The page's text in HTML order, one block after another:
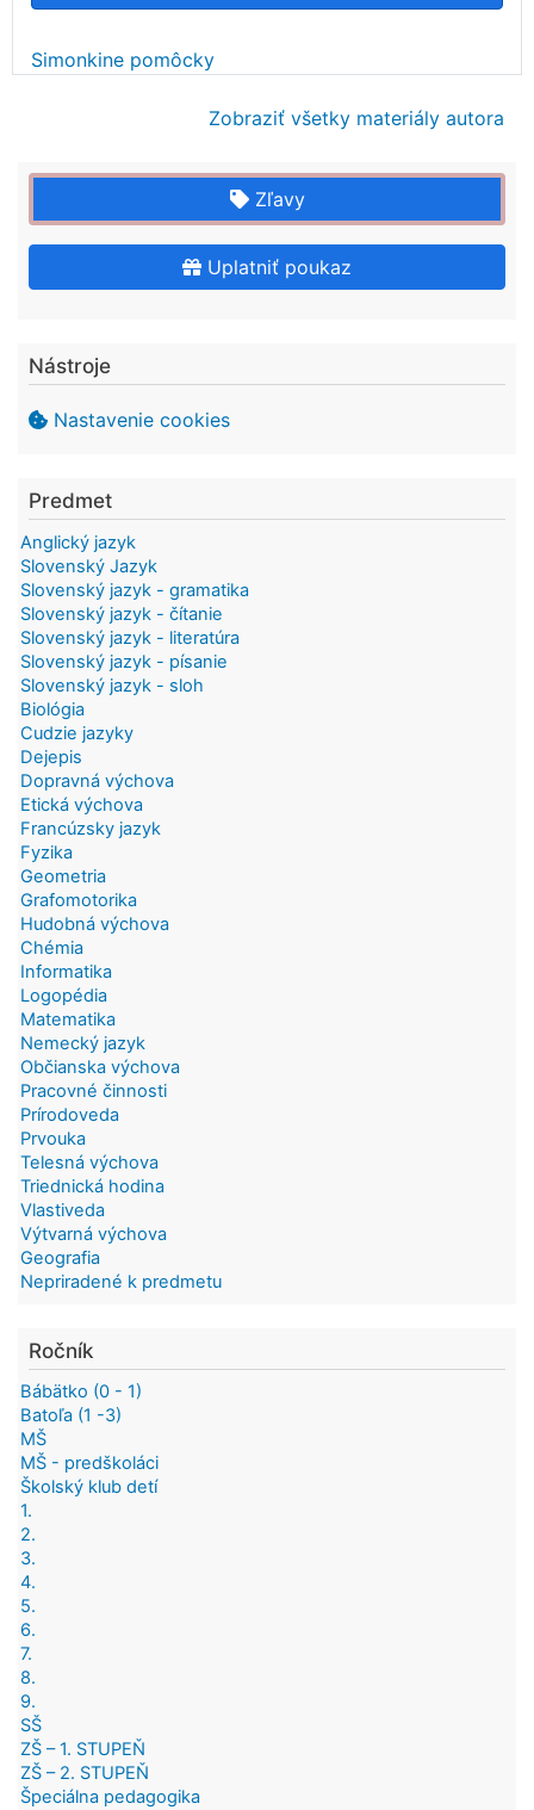
Simonkine pomôcky
Zobraziť všetky materiály autora
Zľavy
Uplatniť poukaz
Nástroje
Nastavenie cookies
Predmet
Anglický jazyk
Slovenský Jazyk
Slovenský jazyk - gramatika
Slovenský jazyk - čítanie
Slovenský jazyk - literatúra
Slovenský jazyk - písanie
Slovenský jazyk - sloh
Biológia
Cudzie jazyky
Dejepis
Dopravná výchova
Etická výchova
Francúzsky jazyk
Fyzika
Geometria
Grafomotorika
Hudobná výchova
Chémia
Informatika
Logopédia
Matematika
Nemecký jazyk
Občianska výchova
Pracovné činnosti
Prírodoveda
Prvouka
Telesná výchova
Triednická hodina
Vlastiveda
Výtvarná výchova
Geografia
Nepriradené k predmetu
Ročník
Bábätko (0 - 1)
Batoľa (1 -3)
MŠ
MŠ - predškoláci
Školský klub detí
1.
2.
3.
4.
5.
6.
7.
8.
9.
SŠ
ZŠ – 1. STUPEŇ
ZŠ – 2. STUPEŇ
Špeciálna pedagogika